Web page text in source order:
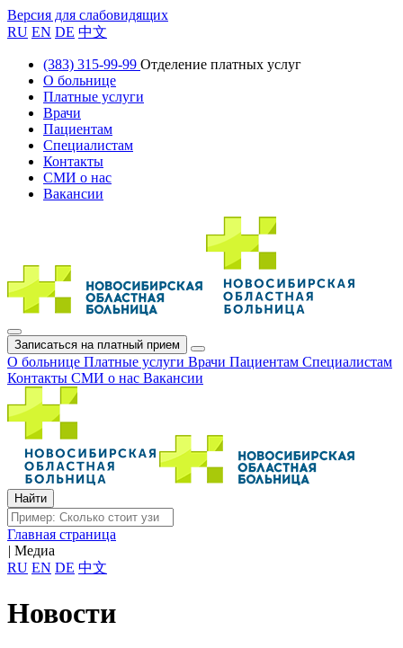
Версия для слабовидящих
RU EN DE 中文
(383) 315-99-99 Отделение платных услуг
О больнице
Платные услуги
Врачи
Пациентам
Специалистам
Контакты
СМИ о нас
Вакансии
Записаться на платный прием
О больнице Платные услуги Врачи Пациентам Специалистам
Контакты СМИ о нас Вакансии
Главная страница
| Медиа
RU EN DE 中文
Новости